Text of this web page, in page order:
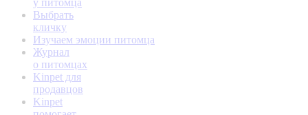
у питомца
Выбрать
кличку
Изучаем эмоции питомца
Журнал
о питомцах
Kinpet для
продавцов
Kinpet